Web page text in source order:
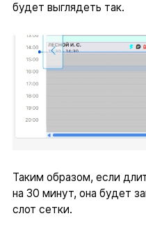
будет выглядеть так.
Таким образом, если
на 30 минут, она будет
слот сетки.